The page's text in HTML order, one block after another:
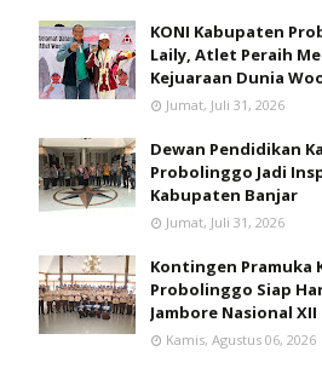
KONI Kabupaten
Laily, Atlet Peraih
Kejuaraan Dunia
Jumat, Juli 31, 2026
Dewan Pendidikan
Probolinggo Jadi
Kabupaten Banjar
Jumat, Juli 31, 2026
Kontingen Pramuka
Probolinggo Siap
Jambore Nasional XII
Kamis, Agustus 06, 2026